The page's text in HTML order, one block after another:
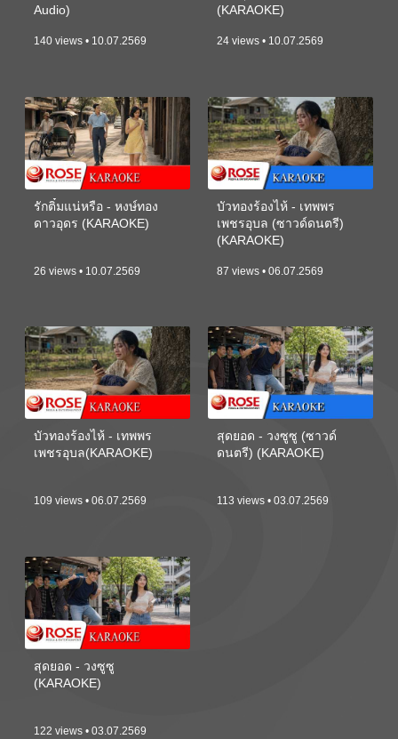
Audio)
140 views • 10.07.2569
(KARAOKE)
24 views • 10.07.2569
รักติ๋มแน่หรือ - หงษ์ทอง
ดาวอุดร (KARAOKE)
26 views • 10.07.2569
บัวทองร้องไห้ - เทพพร
เพชรอุบล (ซาวด์ดนตรี)
(KARAOKE)
87 views • 06.07.2569
บัวทองร้องไห้ - เทพพร
เพชรอุบล(KARAOKE)
109 views • 06.07.2569
สุดยอด - วงซูซู (ซาวด์
ดนตรี) (KARAOKE)
113 views • 03.07.2569
สุดยอด - วงซูซู
(KARAOKE)
122 views • 03.07.2569